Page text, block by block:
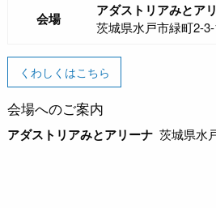
会場 アダストリアみとア
茨城県水戸市緑町2-
くわしくはこちら
会場へのご案内
アダストリアみとアリーナ 茨城県水